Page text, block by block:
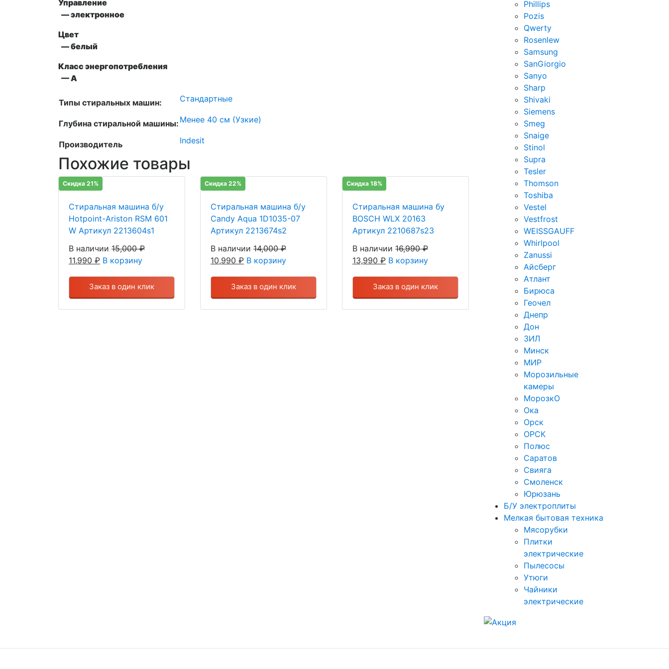
Управление
— электронное
Цвет
— белый
Класс энергопотребления
— A
Типы стиральных машин: Стандартные
Глубина стиральной машины: Менее 40 см (Узкие)
Производитель Indesit
Похожие товары
Скидка 21%
Стиральная машина б/у
Hotpoint-Ariston RSM 601
W Артикул 2213604s1
В наличии 15,000₽
11,990 ₽ В корзину
Заказ в один клик
Скидка 22%
Стиральная машина б/у
Candy Aqua 1D1035-07
Артикул 2213674s2
В наличии 14,000₽
10,990 ₽ В корзину
Заказ в один клик
Скидка 18%
Стиральная машина бу
BOSCH WLX 20163
Артикул 2210687s23
В наличии 16,990₽
13,990 ₽ В корзину
Заказ в один клик
Phillips
Pozis
Qwerty
Rosenlew
Samsung
SanGiorgio
Sanyo
Sharp
Shivaki
Siemens
Smeg
Snaige
Stinol
Supra
Tesler
Thomson
Toshiba
Vestel
Vestfrost
WEISSGAUFF
Whirlpool
Zanussi
Айсберг
Атлант
Бирюса
Геочел
Днепр
Дон
ЗИЛ
Минск
МИР
Морозильные
камеры
МорозкО
Ока
Орск
ОРСК
Полюс
Саратов
Свияга
Смоленск
Юрюзань
Б/У электроплиты
Мелкая бытовая техника
Мясорубки
Плитки
электрические
Пылесосы
Утюги
Чайники
электрические